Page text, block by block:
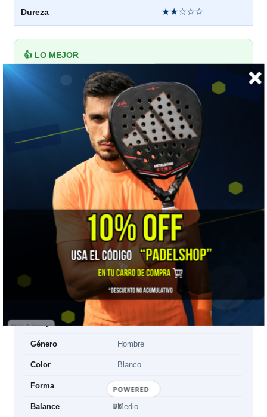
Dureza ★★☆☆☆
👍 LO MEJOR
El peso reducido se nota de inmediato — de las opciones más
cómodas para jugar varios partidos por semana sin
sobrecargar el brazo.
⚠️ A TENER EN CUENTA
Si tu prioridad es la potencia por sobre el control, esta pala te
va a dar menos pegada que una Vertex o Hack en formato
🎯 ¿Para quién es?
Para quien prioriza el confort y la salud del brazo sin resignar
el control de la línea Neuron. Si buscas más potencia, revisa la
Hack 04 Hybrid
📋 Ficha técnica
Bullpadel
Temporada 2025
Género Hombre
Color Blanco
Forma Redonda
Balance Medio
POWERED
BY